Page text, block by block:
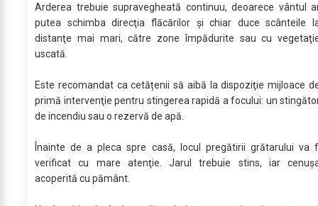
Arderea trebuie supravegheată continuu, deoarece vântul
putea schimba direcţia flăcărilor și chiar duce scânteile
distanţe mai mari, către zone împădurite sau cu
uscată.
Este recomandat ca cetățenii să aibă la dispoziţie mijloace
primă intervenţie pentru stingerea rapidă a focului: un
de incendiu sau o rezervă de apă.
Înainte de a pleca spre casă, locul pregătirii grătarului va
verificat cu mare atenţie. Jarul trebuie stins, iar
acoperită cu pământ.